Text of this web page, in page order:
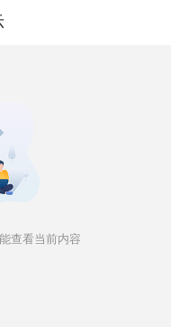
查看当前内容